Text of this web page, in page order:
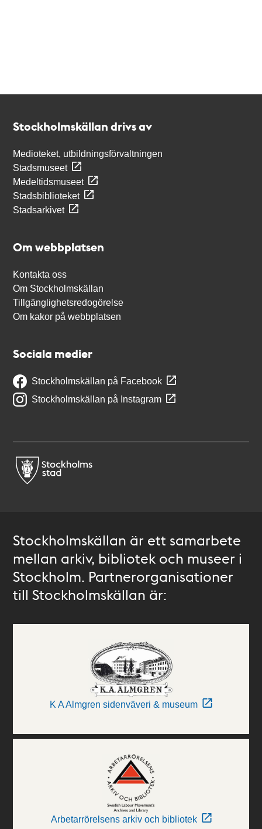
Stockholmskällan drivs av
Medioteket, utbildningsförvaltningen
Stadsmuseet
Medeltidsmuseet
Stadsbiblioteket
Stadsarkivet
Om webbplatsen
Kontakta oss
Om Stockholmskällan
Tillgänglighetsredogörelse
Om kakor på webbplatsen
Sociala medier
Stockholmskällan på Facebook
Stockholmskällan på Instagram
Stockholmskällan är ett samarbete
mellan arkiv, bibliotek och museer i
Stockholm. Partnerorganisationer
till Stockholmskällan är:
K A Almgren sidenväveri & museum
Arbetarrörelsens arkiv och bibliotek